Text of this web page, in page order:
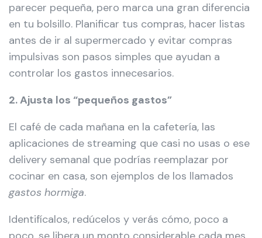
parecer pequeña, pero marca una gran diferencia
en tu bolsillo. Planificar tus compras, hacer listas
antes de ir al supermercado y evitar compras
impulsivas son pasos simples que ayudan a
controlar los gastos innecesarios.
2. Ajusta los “pequeños gastos”
El café de cada mañana en la cafetería, las
aplicaciones de streaming que casi no usas o ese
delivery semanal que podrías reemplazar por
cocinar en casa, son ejemplos de los llamados
gastos hormiga.
Identifícalos, redúcelos y verás cómo, poco a